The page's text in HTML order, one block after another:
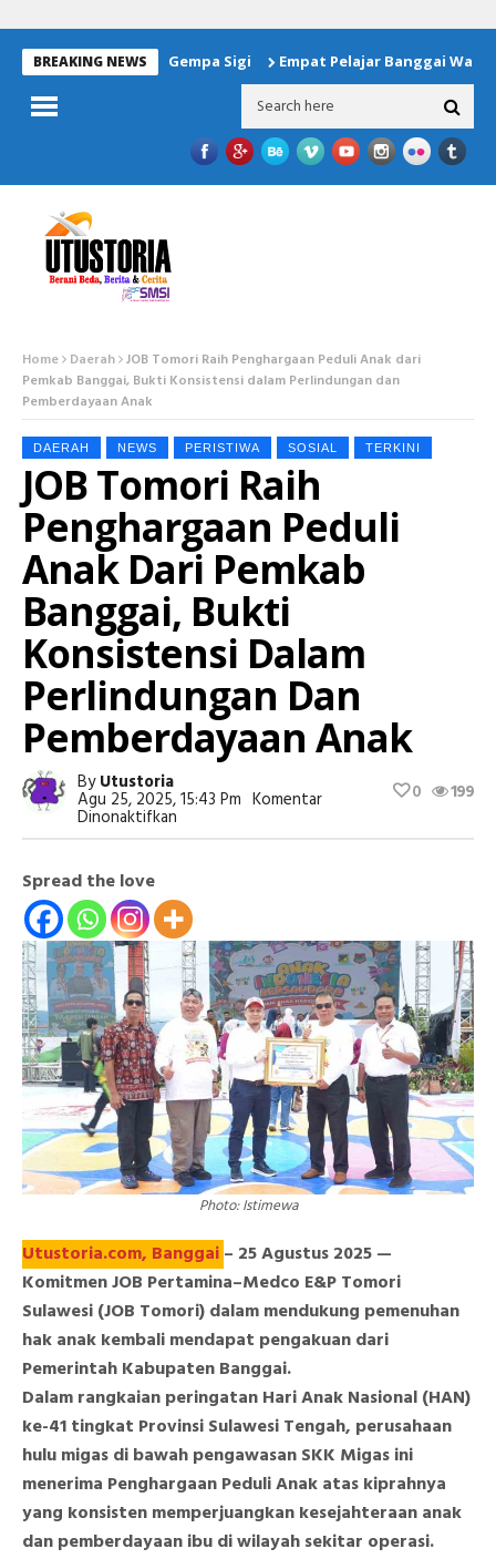
BREAKING NEWS
Untuk Korban Gempa Sigi Empat Pelajar Banggai Wakili
Home Daerah JOB Tomori Raih Penghargaan Peduli Anak dari
Pemkab Banggai, Bukti Konsistensi dalam Perlindungan dan
Pemberdayaan Anak
DAERAH NEWS PERISTIWA SOSIAL TERKINI
JOB Tomori Raih
Penghargaan Peduli
Anak Dari Pemkab
Banggai, Bukti
Konsistensi Dalam
Perlindungan Dan
Pemberdayaan Anak
ByUtustoria
Agu 25, 2025, 15:43 Pm Komentar
Dinonaktifkan
JOB
Peduli
Anak
Dari
Pemkab
Banggai,
Bukti
Konsistensi
Dalam
Perlindungan
Dan
Pemberdayaan
Anak
199
0
Spread the love
Photo: Istimewa
Utustoria.com, Banggai– 25 Agustus 2025 —
Komitmen JOB Pertamina–Medco E&P Tomori
Sulawesi (JOB Tomori) dalam mendukung pemenuhan
hak anak kembali mendapat pengakuan dari
Pemerintah Kabupaten Banggai.
Dalam rangkaian peringatan Hari Anak Nasional (HAN)
ke-41 tingkat Provinsi Sulawesi Tengah, perusahaan
hulu migas di bawah pengawasan SKK Migas ini
menerima Penghargaan Peduli Anak atas kiprahnya
yang konsisten memperjuangkan kesejahteraan anak
dan pemberdayaan ibu di wilayah sekitar operasi.